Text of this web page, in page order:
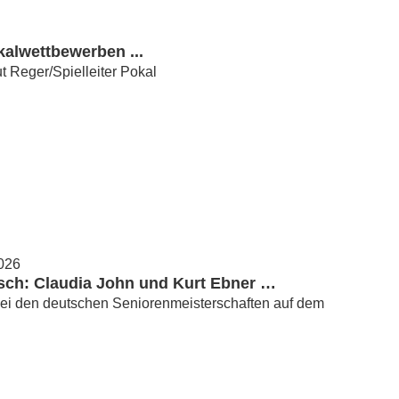
...
Reger/Spielleiter Pokal
Claudia John und Kurt Ebner …
den deutschen Seniorenmeisterschaften auf dem